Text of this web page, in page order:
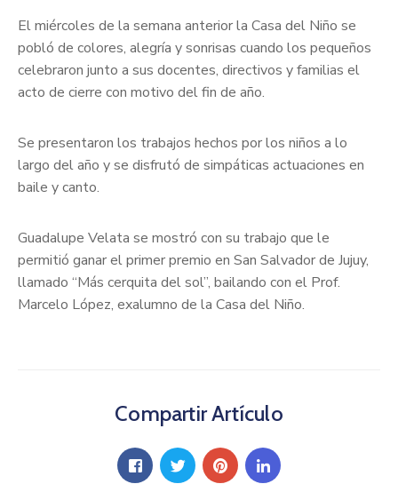
El miércoles de la semana anterior la Casa del Niño se
pobló de colores, alegría y sonrisas cuando los pequeños
celebraron junto a sus docentes, directivos y familias el
acto de cierre con motivo del fin de año.
Se presentaron los trabajos hechos por los niños a lo
largo del año y se disfrutó de simpáticas actuaciones en
baile y canto.
Guadalupe Velata se mostró con su trabajo que le
permitió ganar el primer premio en San Salvador de Jujuy,
llamado “Más cerquita del sol”, bailando con el Prof.
Marcelo López, exalumno de la Casa del Niño.
Compartir Artículo